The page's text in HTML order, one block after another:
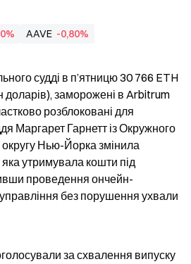
AAVE -0,80%
судді в п’ятницю 30 766 ETH
доларів), заморожені в Arbitrum
розблоковані для
Маргарет Гарнетт із Окружного
Нью-Йорка змінила
утримувала кошти під
проведення ончейн-
без порушення ухвали
за схвалення випуску